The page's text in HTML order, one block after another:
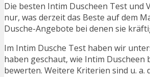
Die besten Intim Duscheen Test und
nur, was derzeit das Beste auf dem
Dusche-Angebote bei denen sie
Im Intim Dusche Test haben wir
haben geschaut, wie Intim
bewerten. Weitere Kriterien sind u.